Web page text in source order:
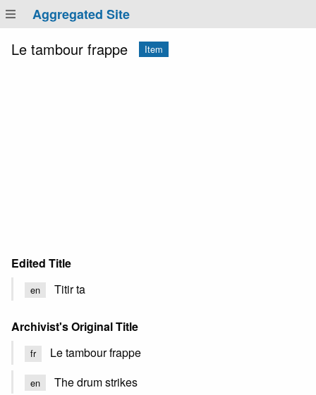
Aggregated Site
Le tambour frappe Item
Edited Title
en Titir ta
Archivist's Original Title
fr Le tambour frappe
en The drum strikes